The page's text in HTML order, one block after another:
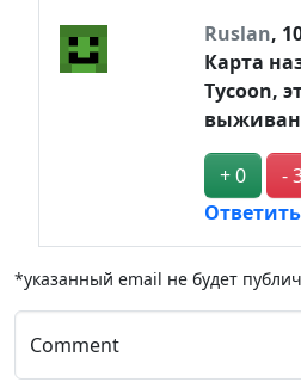
Ruslan,
Карта
Tycoon,
+ 0
-
Ответить
*указанный email не будет
Comment